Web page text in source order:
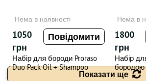
Нема в наявності
1050
грн
Повідомити
Набір для бороди Proraso
Duo Pack Oil + Shampoo
Нема в
1800
грн
Набір
бородою
Beard
Показати ще